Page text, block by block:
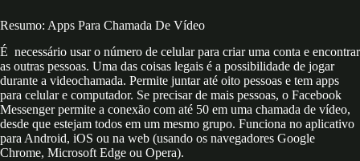
Resumo: Apps Para Chamada De Vídeo
É necessário usar o número de celular para criar uma conta e encontrar
as outras pessoas. Uma das coisas legais é a possibilidade de jogar
durante a videochamada. Permite juntar até oito pessoas e tem apps
para celular e computador. Se precisar de mais pessoas, o Facebook
Messenger permite a conexão com até 50 em uma chamada de vídeo,
desde que estejam todos em um mesmo grupo. Funciona no aplicativo
para Android, iOS ou na web (usando os navegadores Google
Chrome, Microsoft Edge ou Opera).